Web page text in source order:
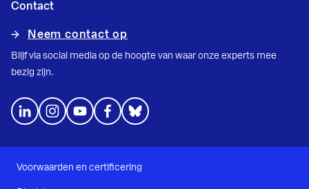
Contact
Neem contact op
Blijf via social media op de hoogte van waar onze experts mee
bezig zijn.
Voorwaarden en certificering